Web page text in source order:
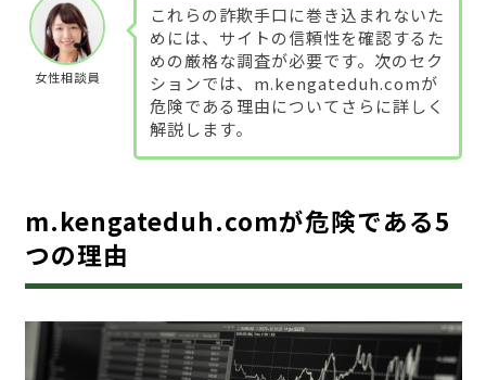
女性相談員
これらの詐欺手口に巻き込まれないた
めには、サイトの信頼性を確認するた
めの厳格な調査が必要です。次のセク
ションでは、m.kengateduh.comが
危険である理由についてさらに詳しく
解説します。
m.kengateduh.comが危険である5
つの理由